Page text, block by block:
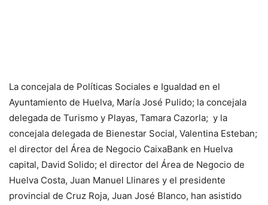
La concejala de Políticas Sociales e Igualdad en el
Ayuntamiento de Huelva, María José Pulido; la concejala
delegada de Turismo y Playas, Tamara Cazorla; y la
concejala delegada de Bienestar Social, Valentina Esteban;
el director del Área de Negocio CaixaBank en Huelva
capital, David Solido; el director del Área de Negocio de
Huelva Costa, Juan Manuel Llinares y el presidente
provincial de Cruz Roja, Juan José Blanco, han asistido